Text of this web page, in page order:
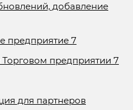
добавление
предприятие 7
Торговом предприятии 7
для партнеров